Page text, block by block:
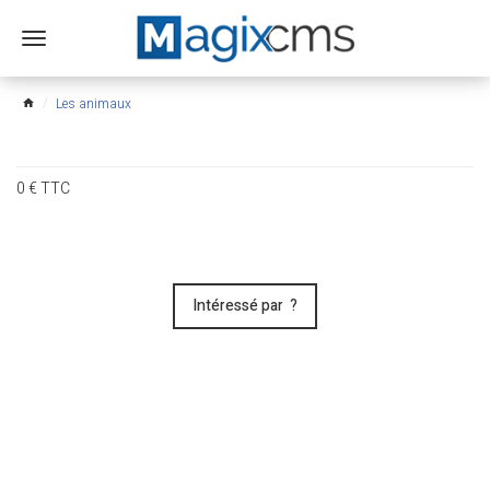
Ouvrir
menu
home Les animaux
0€TTC
Intéressé par ?